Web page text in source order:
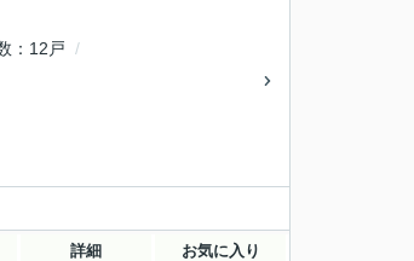
12戸
詳細 お気に入り